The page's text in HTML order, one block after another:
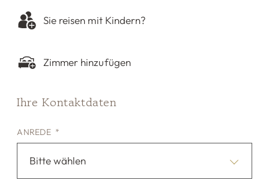
Sie reisen mit Kindern?
Zimmer hinzufügen
Ihre Kontaktdaten
ANREDE *
Bitte wählen